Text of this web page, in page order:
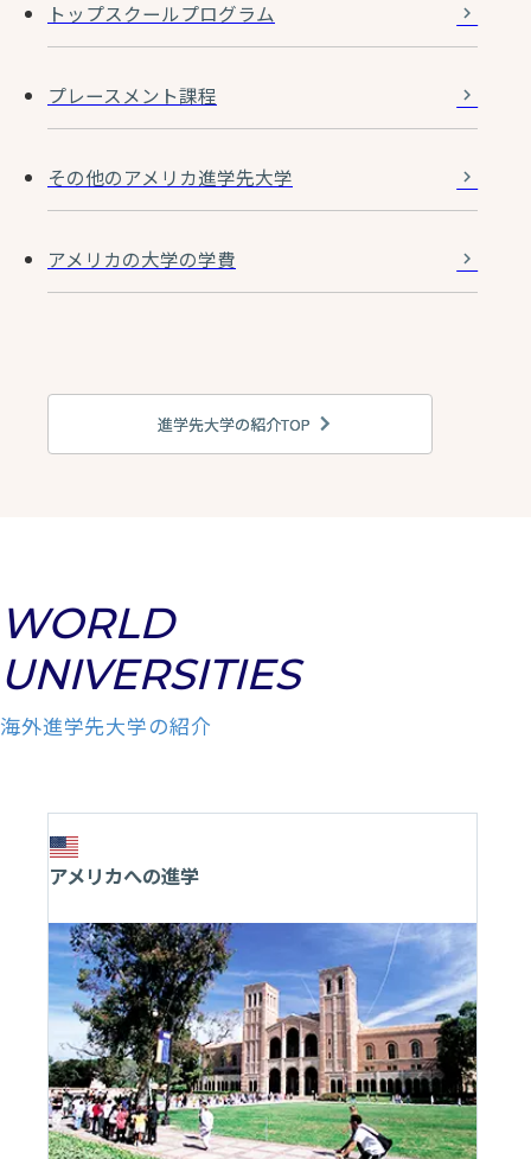
トップスクールプログラム
プレースメント課程
その他のアメリカ進学先大学
アメリカの大学の学費
進学先大学の紹介TOP
WORLD
UNIVERSITIES
海外進学先大学の紹介
アメリカへの進学